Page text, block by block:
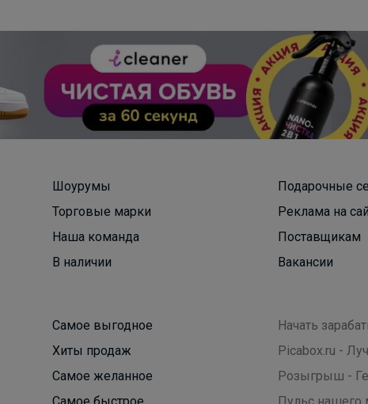
Шоурумы
Торговые марки
Наша команда
В наличии
Подарочные
Реклама на
Поставщикам
Вакансии
Самое выгодное
Хиты продаж
Самое желанное
Начать
Picabox.ru -
Розыгрыш -
Еремейка
Распродажа кроссовок СПРАНДИ